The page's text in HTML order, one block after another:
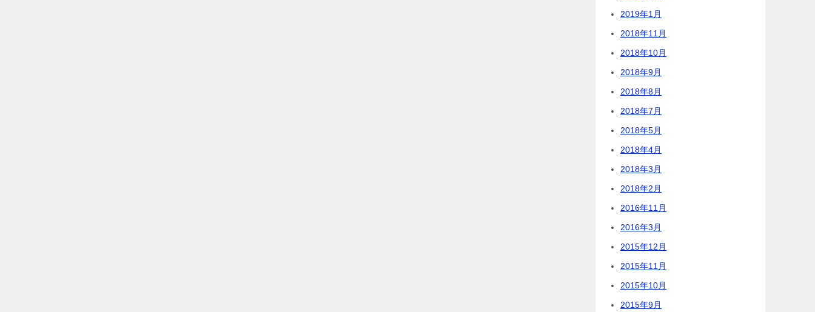
2019年1月
2018年11月
2018年10月
2018年9月
2018年8月
2018年7月
2018年5月
2018年4月
2018年3月
2018年2月
2016年11月
2016年3月
2015年12月
2015年11月
2015年10月
2015年9月